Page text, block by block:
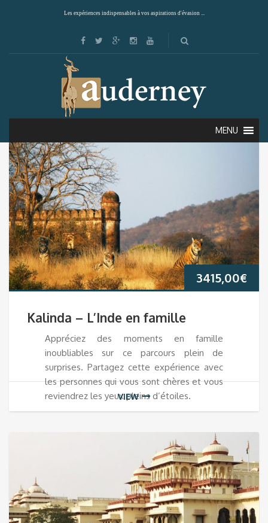
Les expériences indispensables à vos aspirations d'évasion ...
MENU
Showing all 4 results
Default sorting
3415,00€
Kalinda – L’Inde en famille
Appréciez des moments en famille
inoubliables sur ce parcours plein de
surprises. Partagez cette expérience avec
les personnes qui vous sont chères et vous
reviendrez les yeux pleins d’étoiles.
VIEW